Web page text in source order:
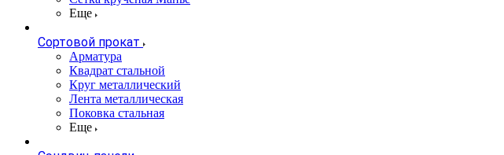
Еще
Сортовой прокат
Арматура
Квадрат стальной
Круг металлический
Лента металлическая
Поковка стальная
Еще